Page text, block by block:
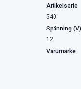
Artikelserie
540
Spänning (V)
12
Varumärke